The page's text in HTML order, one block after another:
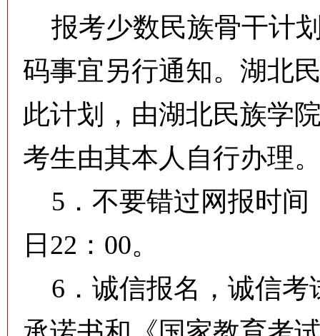
报考少数民族骨干计
码事宜另行通知。湖北
此计划，由湖北民族学
考生由其本人自行办理
5．不要错过网报时间
日22：00。
6．诚信报名，诚信考